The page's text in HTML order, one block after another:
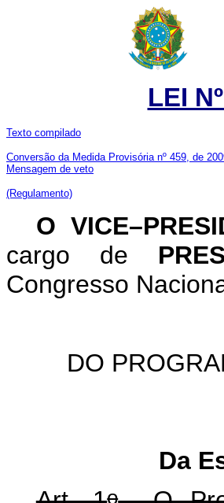
LEI
Texto compilado
Conversão da Medida Provisória nº 459, de
Mensagem de veto
(Regulamento)
O
cargo de
Congresso
DO
Da
o